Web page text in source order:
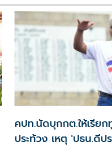
คปท.นัดบุกกต.ให้เรียก
ประท้วง เหตุ 'ปธน.ดีป